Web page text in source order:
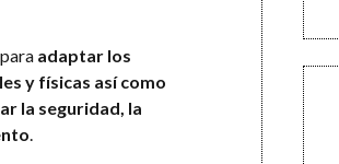
adaptar los
y físicas así como
la seguridad, la